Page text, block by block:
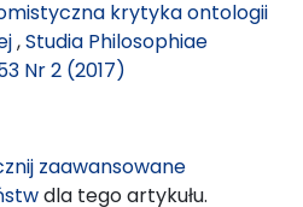
krytyka ontologii
,Studia Philosophiae
Nr 2 (2017)
zaawansowane
dla tego artykułu.